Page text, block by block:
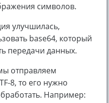
символов.
улучшилась,
base64, который
передачи данных.
отправляем
8, то его нужно
Например: